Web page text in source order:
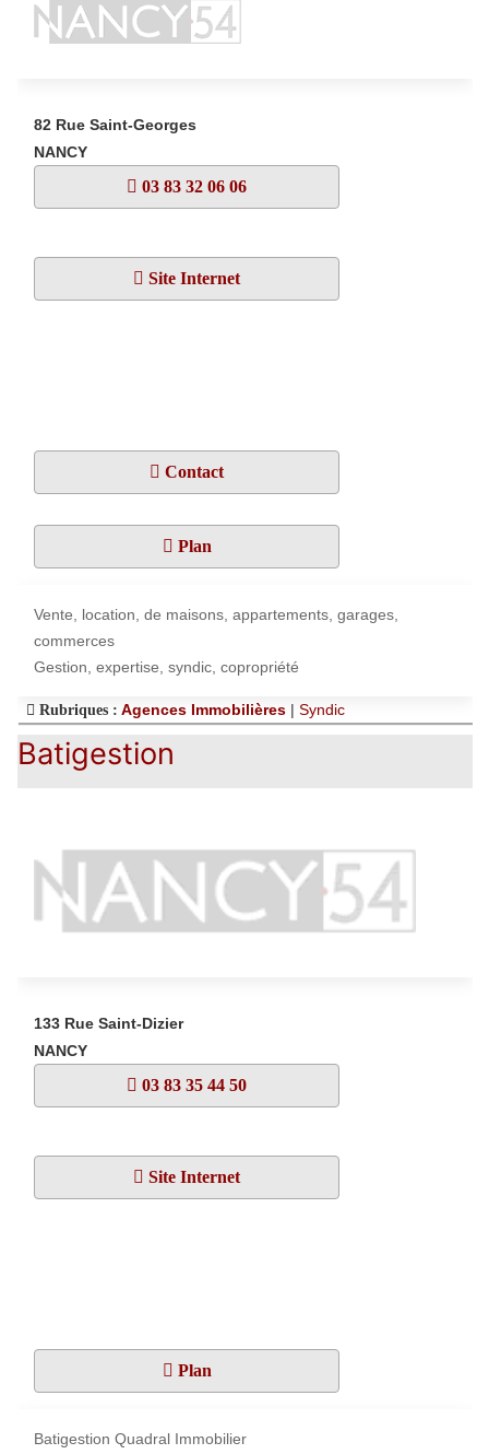
82 Rue Saint-Georges
NANCY
03 83 32 06 06
Site Internet
Contact
Plan
Vente, location, de maisons, appartements, garages,
commerces
Gestion, expertise, syndic, copropriété
Rubriques : Agences Immobilières | Syndic
Batigestion
133 Rue Saint-Dizier
NANCY
03 83 35 44 50
Site Internet
Plan
Batigestion Quadral Immobilier